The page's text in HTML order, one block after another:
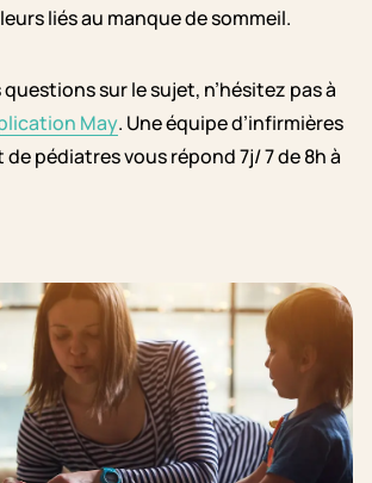
liés au manque de sommeil.
questions sur le sujet, n’hésitez pas à
May. Une équipe d’infirmières
pédiatres vous répond 7j/ 7 de 8h à